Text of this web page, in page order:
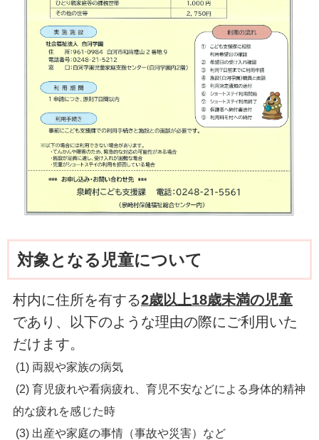
対象となる児童について
村内に住所を有する2歳以上18歳未満の児童
であり、以下のような理由の際にご利用いた
だけます。
(1) 両親や家族の病気
(2) 育児疲れや看病疲れ、育児不安などによる身体的精神
的な疲れを感じた時
(3) 出産や家庭の事情（事故や災害）など